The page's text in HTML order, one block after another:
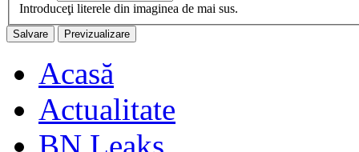
Introduceţi literele din imaginea de mai sus.
Acasă
Actualitate
BN Leaks